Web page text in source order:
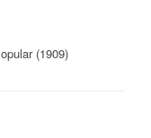
(1909)